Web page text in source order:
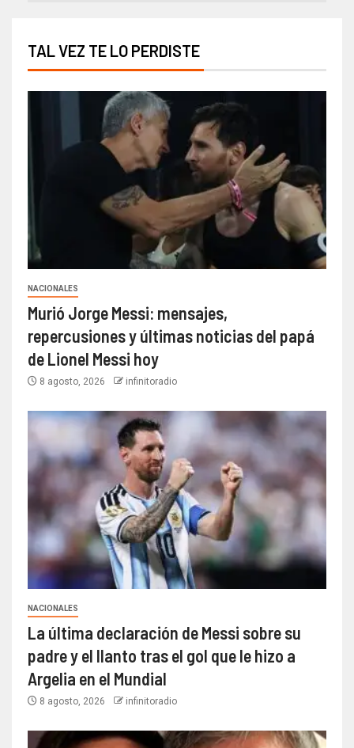
TAL VEZ TE LO PERDISTE
NACIONALES
Murió Jorge Messi: mensajes,
repercusiones y últimas noticias del papá
de Lionel Messi hoy
8 agosto, 2026 infinitoradio
NACIONALES
La última declaración de Messi sobre su
padre y el llanto tras el gol que le hizo a
Argelia en el Mundial
8 agosto, 2026 infinitoradio